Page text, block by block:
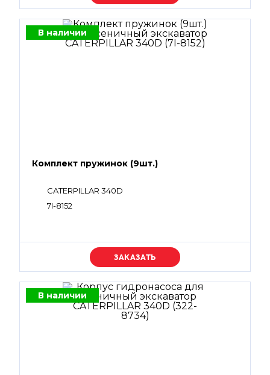
В наличии
Комплект пружинок (9шт.)
CATERPILLAR 340D
7I-8152
Уточняйте цену
В наличии